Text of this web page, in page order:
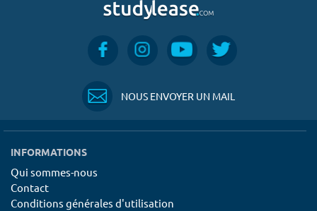
NOUS ENVOYER UN MAIL
INFORMATIONS
Qui sommes-nous
Contact
Conditions générales d'utilisation